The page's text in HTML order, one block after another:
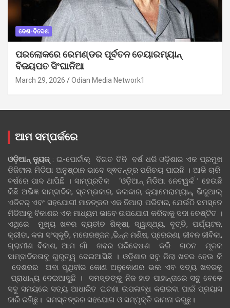
ଦେଶ-ବିଦେଶ
ପରଲୋକରେ ରେମଣ୍ଡର ପୂର୍ବତନ ଚେୟାରମ୍ୟାନ୍
ବିଜୟପତ ସିଂଘାନିଆ
March 29, 2026 Odian Media Network1
ଆମ ସମ୍ପର୍କରେ
ଓଡ଼ିଆନ୍‍ ନ୍ୟୁଜ୍‍: ଇ-ପୋର୍ଟାଲ୍ ବିଗତ ତିନି ବର୍ଷ ଧରି ଓଡ଼ିଶାର ଏକ ପ୍ରମୁଖ
ଡିଜିଟାଲ ମିଡିଆ ଅନୁଷ୍ଠାନ ଭାବେ ସ୍ଵତନ୍ତ୍ର ପରିଚୟ ପାଇଛି । ଆଜି ଚାରି
ବର୍ଷରେ ପାଦ ଥାପିଛି । ସାମ୍ପ୍ରତିକ ‘ଓଡ଼ିଆନ୍‍ ମିଡିଆ ନେଟୱର୍କ ’ ହେଉଛି
କିଛି ଅଭିଜ୍ଞ ସାମ୍ବାଦିକ, ସ୍ତମ୍ଭକାର, କଳାକାର, କ୍ୟାମେରାମ୍ୟାନ୍, ଭିଜୁଆଲ୍
ଏଡିଟର୍ ଏବଂ ସହଯୋଗୀ ମାନଙ୍କର ଏକ ନିଆରା ପରିବାର, ଯେଉଁଠି ସମସ୍ତେ
ମିଡିଆକୁ ବିକାଶର ଏକ ମାଧ୍ୟମ ଭାବେ ଉପଯୋଗ କରିବାକୁ ସଦା ଚେଷ୍ଟିତ ।
ଏଥିରେ ମୁଖ୍ୟ ଖବର ବ୍ୟତୀତ ଶିକ୍ଷା, ସ୍ୱାସ୍ଥ୍ୟ, ବୃତ୍ତି, ପର୍ଯ୍ୟଟନ,
କ୍ରୀଡା, କଳା ସଂସ୍କୃତି, ମନୋରଞ୍ଜନ ,ଭିନ୍ନ ମଣିଷ, ପ୍ରେରଣା, ଜୀବନ ଜୀବିକା,
ଗ୍ରାମୀଣ ବିକାଶ, ଆମ ଗାଁ ଖବର ପରିବେଷଣ କରି ଗଠନ ମୂଳକ
ସାମ୍ବାଦିକତାକୁ ଗୁରୁତ୍ୱ ଦେଇଆସିଛି । ଓଡ଼ିଶାର ସବୁ ଜିଲା ଖବର ହେଉ କି
ଦେଶରର ଅବା ପୃଥିବୀର କୋଣ ଅନୁକୋଣର ଭଲ ଏବ ସତ୍ୟ ଖବରକୁ
ପ୍ରାଧାନ୍ୟ ଦେଇଆସୁଛି । ସମସ୍ତଙ୍କୁ ନିଜ ହାତ ପାହାନ୍ତାରେ ସବୁ ବେଳେ
ସବୁ ସମୟରେ ସତ୍ୟ ଆଧାରିତ ଘଟଣା ଉପଲବ୍ଧ କରାଇବା ପାଇଁ ପ୍ରୟାସ
ଜାରି ରଖିଛୁ। ସମସ୍ତଙ୍କର ସହଯୋଗ ଓ ସମ୍ପୃକ୍ତି କାମନା କରୁଛୁ।